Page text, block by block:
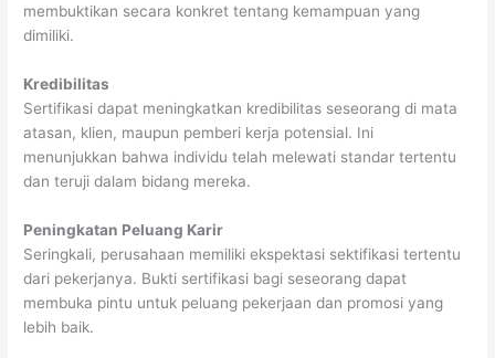
membuktikan secara konkret tentang kemampuan yang
dimiliki.
Kredibilitas
Sertifikasi dapat meningkatkan kredibilitas seseorang di mata
atasan, klien, maupun pemberi kerja potensial. Ini
menunjukkan bahwa individu telah melewati standar tertentu
dan teruji dalam bidang mereka.
Peningkatan Peluang Karir
Seringkali, perusahaan memiliki ekspektasi sektifikasi tertentu
dari pekerjanya. Bukti sertifikasi bagi seseorang dapat
membuka pintu untuk peluang pekerjaan dan promosi yang
lebih baik.